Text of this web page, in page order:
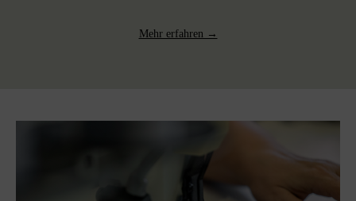
Mehr erfahren →